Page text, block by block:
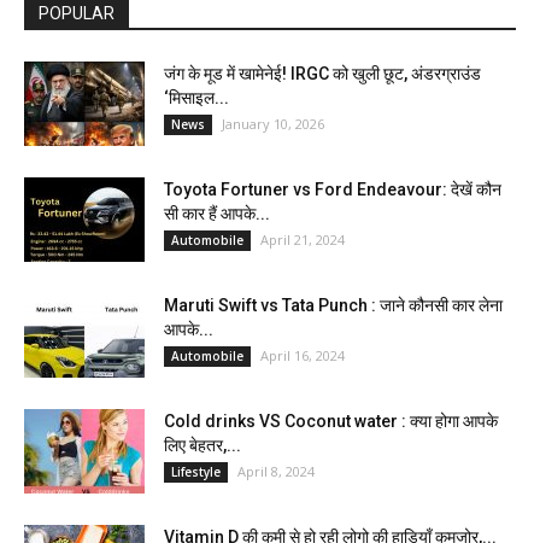
POPULAR
जंग के मूड में खामेनेई! IRGC को खुली छूट, अंडरग्राउंड
‘मिसाइल...
News January 10, 2026
Toyota Fortuner vs Ford Endeavour: देखें कौन
सी कार हैं आपके...
Automobile April 21, 2024
Maruti Swift vs Tata Punch : जाने कौनसी कार लेना
आपके...
Automobile April 16, 2024
Cold drinks VS Coconut water : क्या होगा आपके
लिए बेहतर,...
Lifestyle April 8, 2024
Vitamin D की कमी से हो रही लोगो की हाड़ियाँ कमजोर,...